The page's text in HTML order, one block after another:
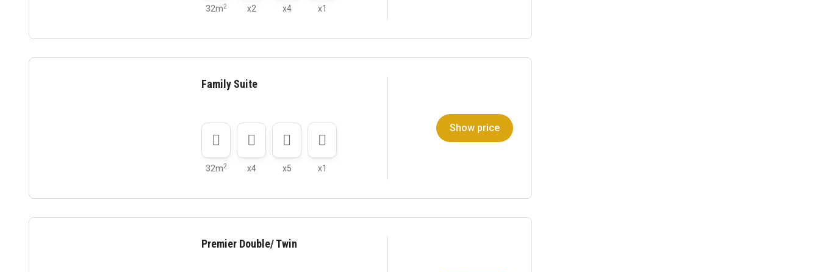
32m2 x2 x4 x1
Family Suite
32m2 x4 x5 x1
Show price
Premier Double/ Twin